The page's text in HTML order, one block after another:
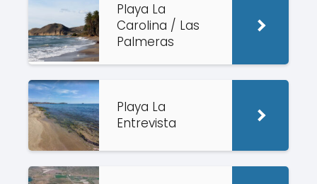
Playa La
Carolina / Las
Palmeras
Playa La
Entrevista